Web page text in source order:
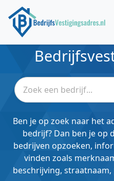
Ben je op zoek naar het
bedrijf? Dan ben je op
bedrijven opzoeken,
vinden zoals
beschrijving,